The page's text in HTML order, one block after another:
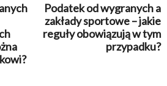
Podatek od wygranych a
zakłady sportowe – jakie
reguły obowiązują w tym
przypadku?